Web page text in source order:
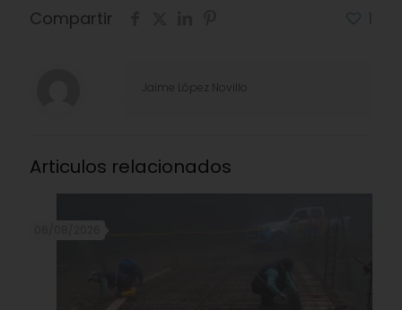
Compartir
Jaime López Novillo
Articulos relacionados